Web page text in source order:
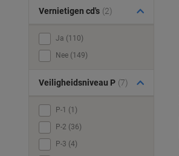
Vernietigen cd's (2)
Ja (110)
Nee (149)
Veiligheidsniveau P (7)
P-1 (1)
P-2 (36)
P-3 (4)